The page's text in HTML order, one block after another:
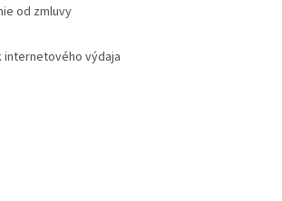
od zmluvy
internetového výdaja